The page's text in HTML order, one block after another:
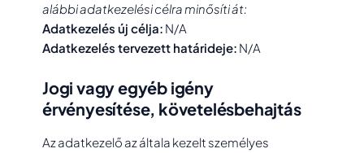
alábbi adatkezelési célra minősíti át:
Adatkezelés új célja: N/A
Adatkezelés tervezett határideje: N/A
Jogi vagy egyéb igény
érvényesítése, követelésbehajtás
Az adatkezelő az általa kezelt személyes